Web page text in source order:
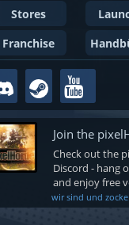
Stores
Franchise
Join the
Check out the
Discord - hang
and enjoy free
wir sind und